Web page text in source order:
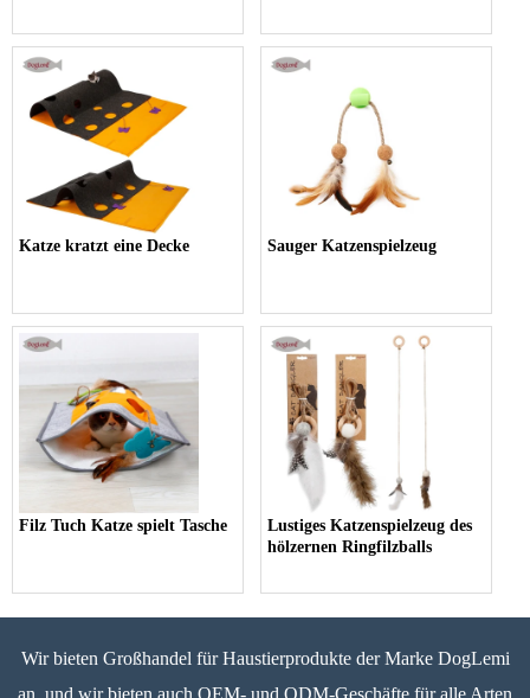
Katze kratzt eine Decke Sauger Katzenspielzeug
Filz Tuch Katze spielt Tasche
Lustiges Katzenspielzeug des
hölzernen Ringfilzballs
Wir bieten Großhandel für Haustierprodukte der Marke DogLemi